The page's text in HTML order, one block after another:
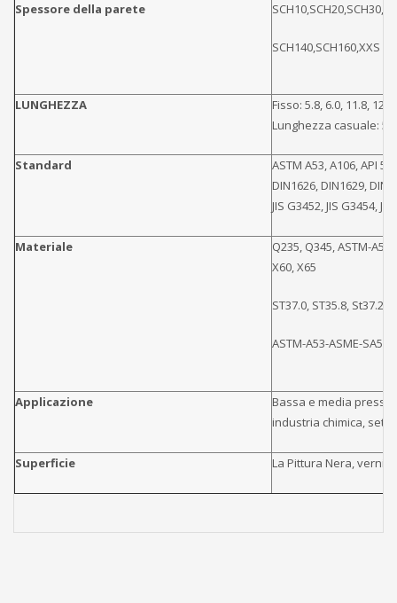
Spessore della parete
SCH140,SCH160,XXS
LUNGHEZZA
Fisso: 5.8, 6.0, 11.8,
Lunghezza casuale: 5-
Standard
ASTM A53, A106, API
DIN1626, DIN1629,
JIS G3452, JIS G3454,
Materiale
Q235, Q345, ASTM-
X60, X65
ST37.0, ST35.8, St37.2,
ASTM-A53-ASME-
Applicazione
Bassa e media
industria chimica,
Superficie La Pittura Nera,